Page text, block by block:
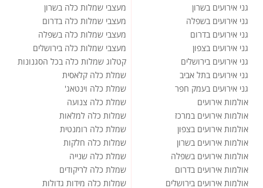
גני אירועים בשרון
גני אירועים בשפלה
גני אירועים בדרום
גני אירועים בצפון
גני אירועים בירושלים
גני אירועים בתל אביב
גני אירועים בעמק חפר
אולמות אירועים
אולמות אירועים במרכז
אולמות אירועים בצפון
אולמות אירועים בשרון
אולמות אירועים בשפלה
אולמות אירועים בדרום
אולמות אירועים בירושלים
מעצבי שמלות כלה בשרון
מעצבי שמלות כלה בדרום
מעצבי שמלות כלה בשפלה
מעצבי שמלות כלה בירושלים
קטלוג שמלות כלה בכל הסגנונות
שמלת כלה קלאסית
שמלת כלה וינטאג'
שמלת כלה צנועה
שמלות כלה למלאות
שמלת כלה רומנטית
שמלות כלה חלקות
שמלת כלה שנייה
שמלת כלה לריקודים
שמלות כלה מידות גדולות